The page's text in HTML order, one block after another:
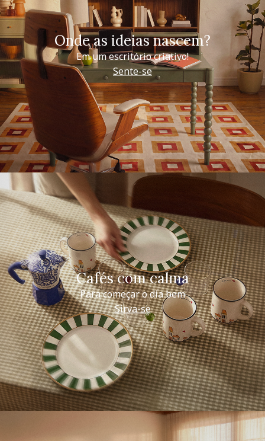
Onde as ideias nascem?
Em um escritório criativo!
Sente-se
Cafés com calma
Para começar o dia bem
Sirva-se